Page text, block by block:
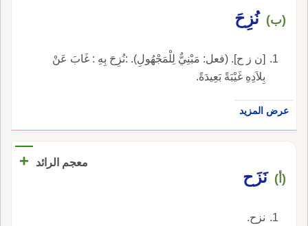
(ب) نُزِحَ
[ن ز ح]. (فعل: مَبْنِيٌّ لِلْمَجْهُولِ). :نُزِحَ بِهِ : غَابَ عَنْ
بِلاَدِهِ غَيْبَةً بَعِيدَةً.
عرض المزيد
معجم الرائد +
(أ) نَزَح
نزح.